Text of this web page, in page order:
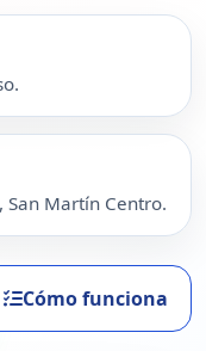
San Martín Centro.
Cómo funciona